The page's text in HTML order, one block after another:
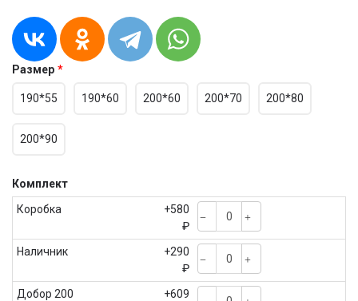
Размер
190*55 190*60 200*60 200*70 200*80
200*90
Комплект
Коробка
+580
₽
Наличник
+290
₽
Добор 200
+609